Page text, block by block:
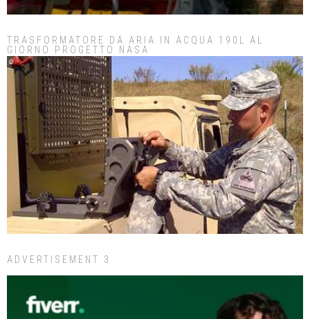
TRASFORMATORE DA ARIA IN ACQUA 190L AL
GIORNO PROGETTO NASA
ADVERTISEMENT 3